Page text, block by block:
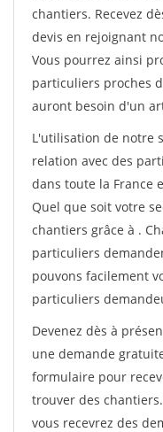
chantiers. Recevez
devis en rejoignant
Vous pourrez ainsi
particuliers proches
auront besoin d'un
L'utilisation de notre
relation avec des
dans toute la France
Quel que soit votre
chantiers grâce à .
particuliers
pouvons facilement
particuliers
Devenez dès à
une demande
formulaire pour
trouver des
vous recevrez des